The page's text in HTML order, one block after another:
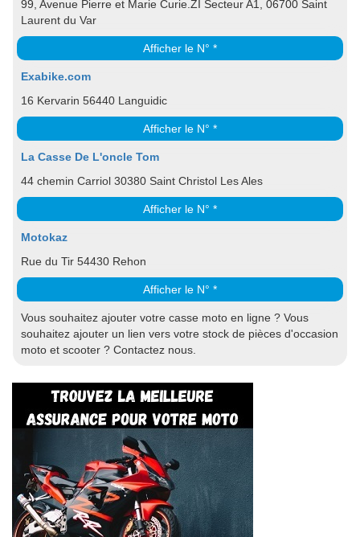
99, Avenue Pierre et Marie Curie.ZI Secteur A1, 06700 Saint
Laurent du Var
Afficher le N° *
Exabike.com
16 Kervarin 56440 Languidic
Afficher le N° *
La Casse De L'oncle Tom
44 chemin Carriol 30380 Saint Christol Les Ales
Afficher le N° *
Motokaz
Rue du Tir 54430 Rehon
Afficher le N° *
Vous souhaitez ajouter votre casse moto en ligne ? Vous
souhaitez ajouter un lien vers votre stock de pièces d'occasion
moto et scooter ? Contactez nous.